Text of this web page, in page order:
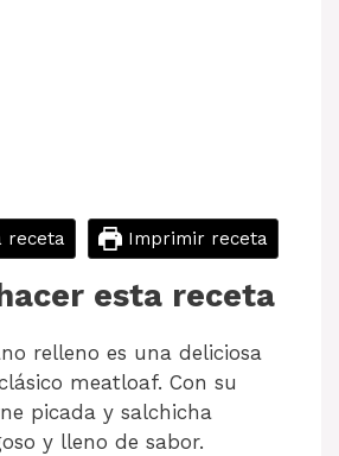
receta Imprimir receta
esta receta
relleno es una deliciosa
meatloaf. Con su
picada y salchicha
y lleno de sabor.